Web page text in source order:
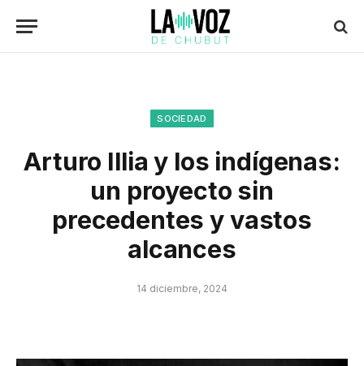
SOCIEDAD
Arturo Illia y los indígenas:
un proyecto sin
precedentes y vastos
alcances
14 diciembre, 2024